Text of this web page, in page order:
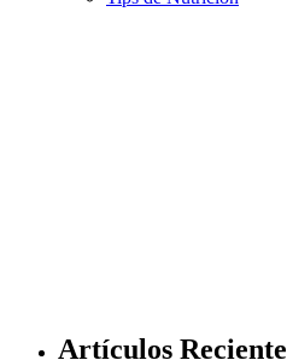
Artículos Reciente